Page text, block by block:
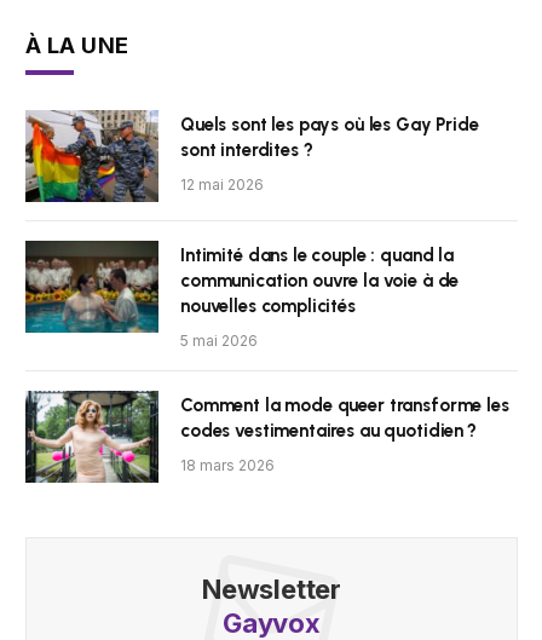
À LA UNE
Quels sont les pays où les Gay Pride
sont interdites ?
12 mai 2026
Intimité dans le couple : quand la
communication ouvre la voie à de
nouvelles complicités
5 mai 2026
Comment la mode queer transforme les
codes vestimentaires au quotidien ?
18 mars 2026
Newsletter
Gayvox